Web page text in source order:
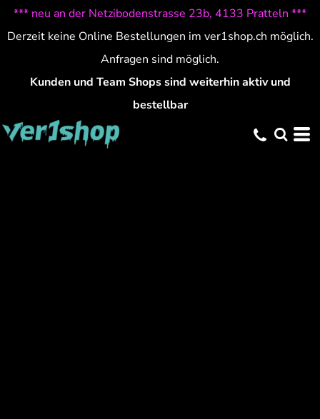
*** neu an der Netzibodenstrasse 23b, 4133 Pratteln ***
Derzeit keine Online Bestellungen im ver1shop.ch möglich.
Anfragen sind möglich.
Kunden und Team Shops sind weiterhin aktiv und
bestellbar